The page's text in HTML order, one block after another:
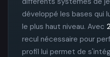
développé les bases qui
le plus haut niveau. Avec
recul nécessaire pour
profil lui permet de